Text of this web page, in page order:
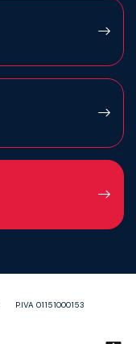
P.IVA 01151000153